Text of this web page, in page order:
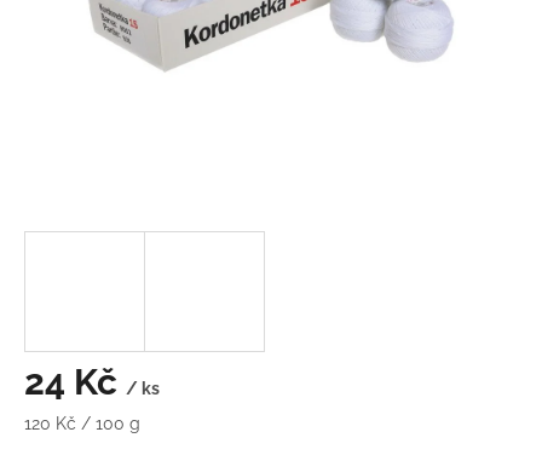
24 Kč / ks
Měrná
120 Kč / 100 g